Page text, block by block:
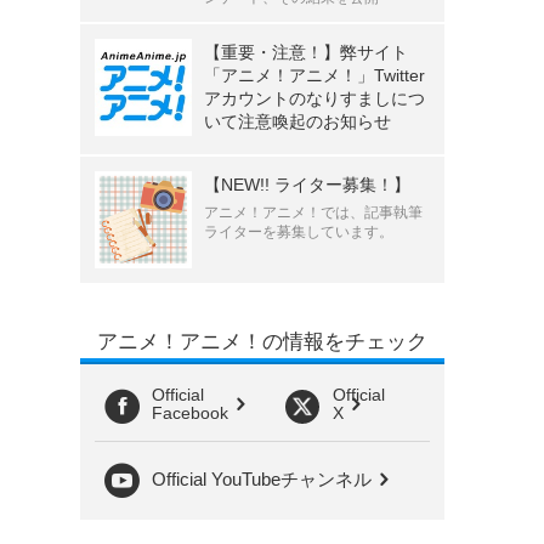
【重要・注意！】弊サイト
「アニメ！アニメ！」Twitter
アカウントのなりすましにつ
いて注意喚起のお知らせ
【NEW!! ライター募集！】
アニメ！アニメ！では、記事執筆
ライターを募集しています。
アニメ！アニメ！の情報をチェック
Official
Facebook
Official
X
Official YouTubeチャンネル